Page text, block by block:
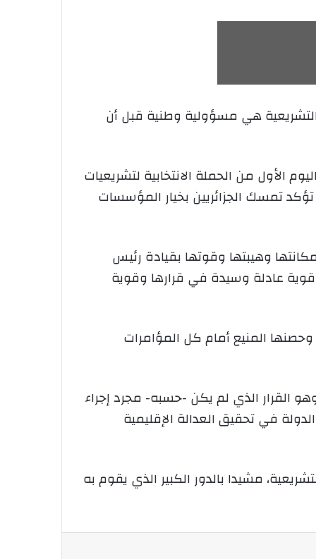
التشريعية هي مسؤولية وطنية قبل أن
الأول من الحملة الانتخابية لتشريعيات
تمسك الجزائريين بخيار المؤسسات
وهيبتها وقوتها بقيادة رئيس
قوية عادلة وسيدة في قرارها وقوية
وحصنها المنيع أمام كل المؤامرات
القرار الذي لم يكن -حسبه- مجرد إجراء
في تحقيق العدالة الإقليمية
مشيدا بالدور الكبير الذي يقوم به